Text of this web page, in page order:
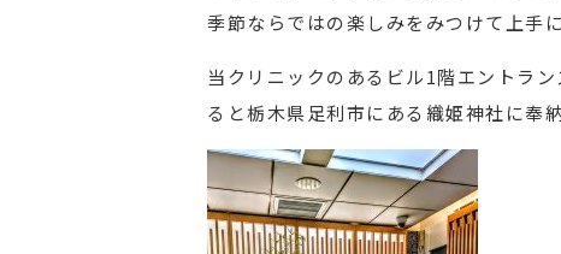
季節ならではの楽しみをみつけて上手
当クリニックのあるビル1階エントラ
ると栃木県足利市にある織姫神社に奉